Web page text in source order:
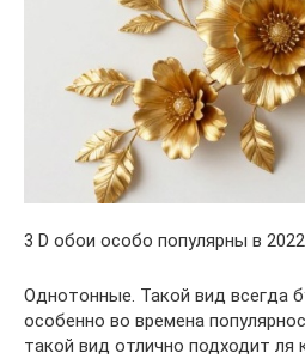
3 D обои особо популярны в
Однотонные. Такой вид всегда
особенно во времена
такой вид отлично подходит ля